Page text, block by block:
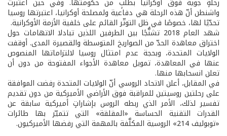
واشنطن أنّ هذه الرحلة هي دفاعية ولمصلحة أوكرانيا، اعتبرتها روسيا
تحدّيًا لها، خصوصًا في ظل التوتّر القائم على خلفية الأزمة الأوكرانية.
شهد العام 2018 تشنُّجًا بين الطرفين اللذين تبادلا الاتهامات حول
اختراق معاهدة الحدّ من الصواريخ المتوسطة والقصيرة المدى. أوقفت
الولايات المتحدة، وبحجة عدم امتثال روسيا لالتزاماتها المنصوص
عنها في المعاهدة، تمويل معاهدة الأجواء المفتوحة من دون أن
تعلن انسحابها منها.
في المقابل، أعلن الاتحاد الروسي أنّ الولايات المتحدة رفضت الموافقة
على رحلتين روسيتين للمراقبة فوق الأراضي الأميركية من دون تقديم
تفسير لذلك، الأمر الذي ربطه الروس بإشاراتٍ أميركية سابقة عن
القدرات التقنية الحساسة «المقلقة» التي تتميّز بها طائرات
«توبوليف 214» الروسية المكلَّفة بالمهمة التي رفضها الأميركيون.